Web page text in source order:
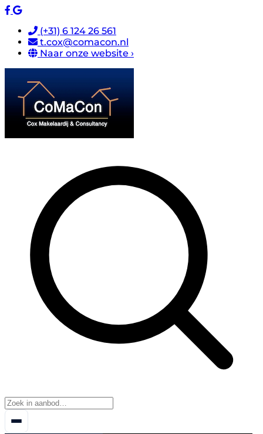
(+31) 6 124 26 561
t.cox@comacon.nl
Naar onze website ›